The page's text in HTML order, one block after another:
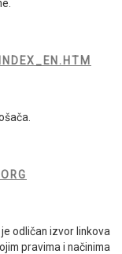
odličan izvor linkova
pravima i načinima